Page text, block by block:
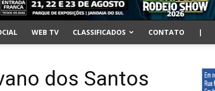
WEB TV CLASSIFICADOS CONTATO |
dos Santos